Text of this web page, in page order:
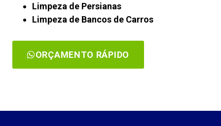
Limpeza de Persianas
Limpeza de Bancos de Carros
ORÇAMENTO RÁPIDO